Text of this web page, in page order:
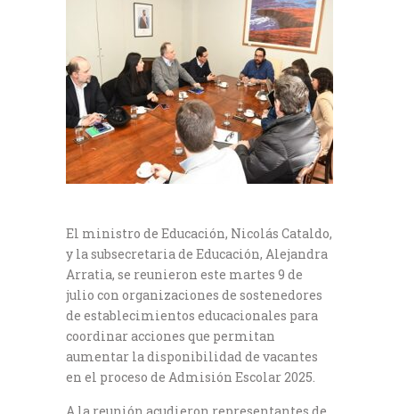
El ministro de Educación, Nicolás Cataldo,
y la subsecretaria de Educación, Alejandra
Arratia, se reunieron este martes 9 de
julio con organizaciones de sostenedores
de establecimientos educacionales para
coordinar acciones que permitan
aumentar la disponibilidad de vacantes
en el proceso de Admisión Escolar 2025.